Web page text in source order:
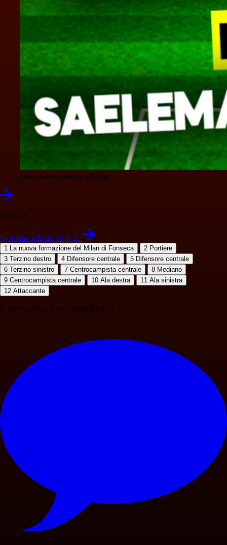
Leao-Saelemaekers-Okafor
11 di 12
Prossima scheda 11 di 12
1 La nuova formazione del Milan di Fonseca 2 Portiere
3 Terzino destro 4 Difensore centrale 5 Difensore centrale
6 Terzino sinistro 7 Centrocampista centrale 8 Mediano
9 Centrocampista centrale 10 Ala destra 11 Ala sinistra
12 Attaccante
© RIPRODUZIONE RISERVATA